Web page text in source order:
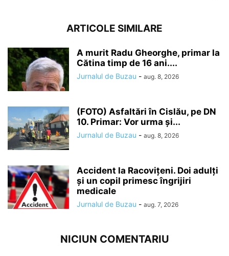
ARTICOLE SIMILARE
A murit Radu Gheorghe, primar la
Cătina timp de 16 ani....
Jurnalul de Buzau - aug. 8, 2026
(FOTO) Asfaltări în Cislău, pe DN
10. Primar: Vor urma și...
Jurnalul de Buzau - aug. 8, 2026
Accident la Racovițeni. Doi adulți
și un copil primesc îngrijiri
medicale
Jurnalul de Buzau - aug. 7, 2026
NICIUN COMENTARIU